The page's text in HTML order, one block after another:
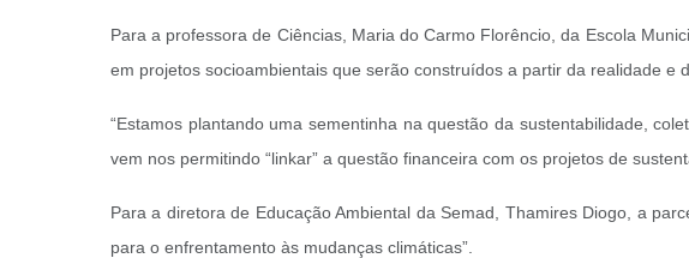
Para a professora de Ciências, Maria do Carmo Florêncio, da Escola
em projetos socioambientais que serão construídos a partir da realidade e
“Estamos plantando uma sementinha na questão da sustentabilidade,
vem nos permitindo “linkar” a questão financeira com os projetos de
Para a diretora de Educação Ambiental da Semad, Thamires Diogo, a
para o enfrentamento às mudanças climáticas”.